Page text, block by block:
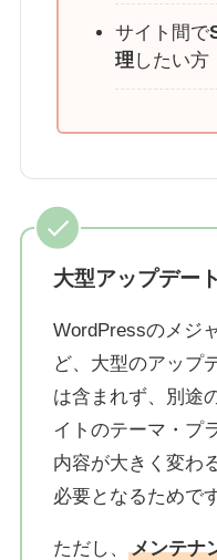
サイト間で
理 したい方
大型アップデー
WordPressのメジ
ど、大型のアップ
は含まれず、別途
イトのテーマ・プ
内容が大きく変わ
必要となるためです
ただし、メンテナ